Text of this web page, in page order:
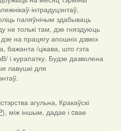
інтрадуцэнтаў,
паляўнічым здабываць
не толькі там, дзе гняздуюць
на працягу апошніх дзвюх
бажанта /цікава, што гэта
і курапатку. Будзе дазволена
лавушкі для
агульна, Кракаўскі
), між іншым, дадае і cвае